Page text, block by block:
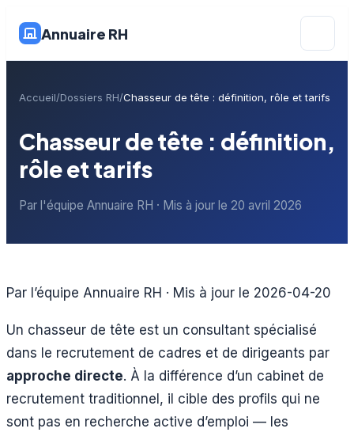
Annuaire RH
Accueil Dossiers RH Chasseur de tête : définition, rôle et tarifs
Chasseur de tête : définition,
rôle et tarifs
Par l'équipe Annuaire RH · Mis à jour le 20 avril 2026
Par l’équipe Annuaire RH · Mis à jour le 2026-04-20
Un chasseur de tête est un consultant spécialisé
dans le recrutement de cadres et de dirigeants par
approche directe. À la différence d’un cabinet de
recrutement traditionnel, il cible des profils qui ne
sont pas en recherche active d’emploi — les